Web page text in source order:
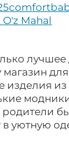
Mahal
на
нами в
за нами в
за нами в
лучшее
изделия из
уютную